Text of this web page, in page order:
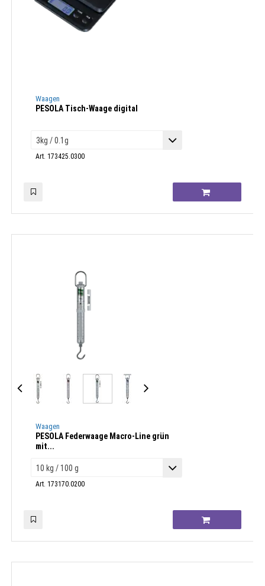
Waagen
PESOLA Tisch-Waage digital
Art. 173425.0300
Waagen
PESOLA Federwaage Macro-Line grün
mit...
Art. 173170.0200